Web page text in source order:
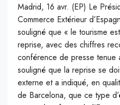
Madrid, 16 avr. (EP) Le
Commerce Extérieur
souligné que « le tourisme
reprise, avec des chiffres
conférence de presse tenue
souligné que la reprise se
externe et a indiqué, en
de Barcelona, que ce type